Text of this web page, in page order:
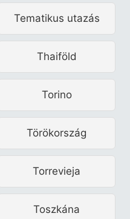
Tematikus utazás
Thaiföld
Torino
Törökország
Torrevieja
Toszkána